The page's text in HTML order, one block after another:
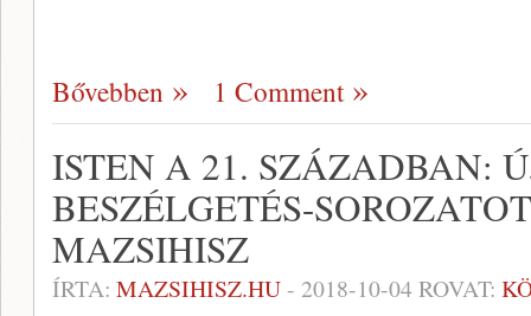
Bővebben 1 Comment
ISTEN A 21. SZÁZADBAN:
BESZÉLGETÉS-
MAZSIHISZ
ÍRTA: MAZSIHISZ.HU- 2018-10-04ROVAT: